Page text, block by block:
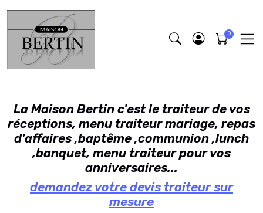
La Maison Bertin c'est le traiteur de vos
réceptions, menu traiteur mariage, repas
d'affaires ,baptême ,communion ,lunch
,banquet, menu traiteur pour vos
anniversaires...
demandez votre devis traiteur sur
mesure